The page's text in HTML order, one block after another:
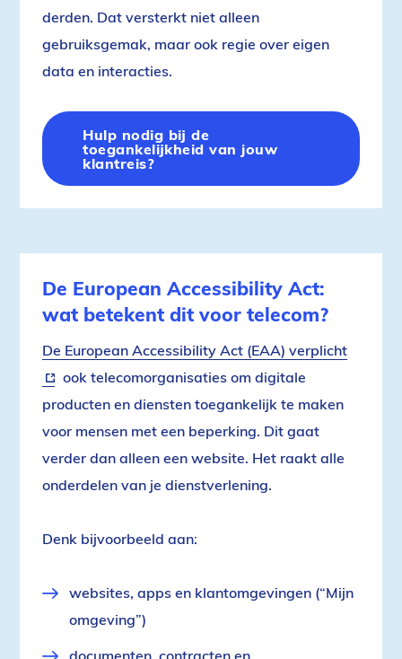
derden. Dat versterkt niet alleen
gebruiksgemak, maar ook regie over eigen
data en interacties.
Hulp nodig bij de
toegankelijkheid van jouw
klantreis?
De European Accessibility Act:
wat betekent dit voor telecom?
De European Accessibility Act (EAA) verplicht
ook telecomorganisaties om digitale
producten en diensten toegankelijk te maken
voor mensen met een beperking. Dit gaat
verder dan alleen een website. Het raakt alle
onderdelen van je dienstverlening.
Denk bijvoorbeeld aan:
websites, apps en klantomgevingen (“Mijn
omgeving”)
documenten, contracten en